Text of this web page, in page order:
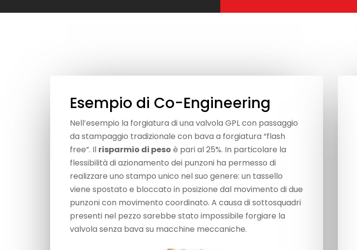
Esempio di Co-Engineering
Nell’esempio la forgiatura di una valvola GPL con passaggio
da stampaggio tradizionale con bava a forgiatura “flash
free”. Il risparmio di peso è pari al 25%. In particolare la
flessibilità di azionamento dei punzoni ha permesso di
realizzare uno stampo unico nel suo genere: un tassello
viene spostato e bloccato in posizione dal movimento di due
punzoni con movimento coordinato. A causa di sottosquadri
presenti nel pezzo sarebbe stato impossibile forgiare la
valvola senza bava su macchine meccaniche.